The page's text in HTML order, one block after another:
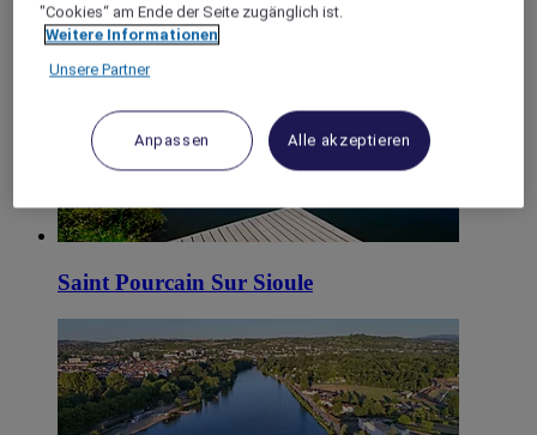
Moulins
Saint Pourcain Sur Sioule
"Cookies“ am Ende der Seite zugänglich ist.
Weitere Informationen
Unsere Partner
Anpassen Alle akzeptieren